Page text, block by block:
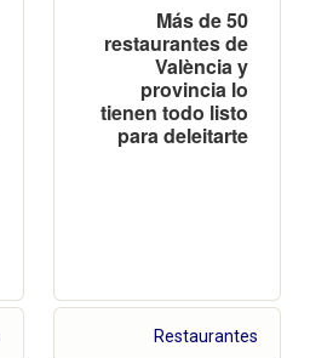
Más de 50
restaurantes de
València y
provincia lo
tienen todo listo
para deleitarte
Restaurantes